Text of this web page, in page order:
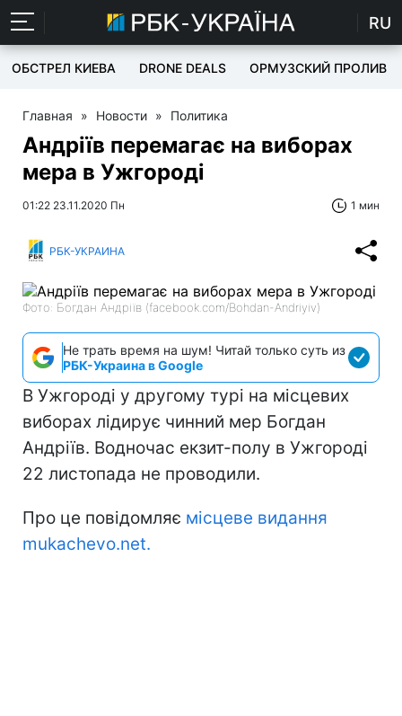
RU
ОБСТРЕЛ КИЕВА DRONE DEALS ОРМУЗСКИЙ ПРОЛИВ
Главная » Новости » Политика
Андріїв перемагає на виборах
мера в Ужгороді
01:22 23.11.2020 Пн 1 мин
РБК-УКРАИНА
Фото: Богдан Андріїв (facebook.com/Bohdan-Andriyiv)
Не трать время на шум! Читай только суть из
РБК-Украина в Google
В Ужгороді у другому турі на місцевих
виборах лідирує чинний мер Богдан
Андріїв. Водночас екзит-полу в Ужгороді
22 листопада не проводили.
Про це повідомляє місцеве видання
mukachevo.net.